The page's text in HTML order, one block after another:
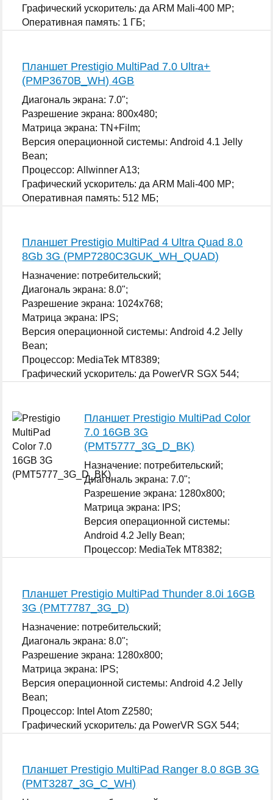
Графический ускоритель: да ARM Mali-400 MP;
Оперативная память: 1 ГБ;
Планшет Prestigio MultiPad 7.0 Ultra+
(PMP3670B_WH) 4GB
Диагональ экрана: 7.0";
Разрешение экрана: 800x480;
Матрица экрана: TN+Film;
Версия операционной системы: Android 4.1 Jelly
Bean;
Процессор: Allwinner A13;
Графический ускоритель: да ARM Mali-400 MP;
Оперативная память: 512 МБ;
Планшет Prestigio MultiPad 4 Ultra Quad 8.0
8Gb 3G (PMP7280C3GUK_WH_QUAD)
Назначение: потребительский;
Диагональ экрана: 8.0";
Разрешение экрана: 1024x768;
Матрица экрана: IPS;
Версия операционной системы: Android 4.2 Jelly
Bean;
Процессор: MediaTek MT8389;
Графический ускоритель: да PowerVR SGX 544;
Планшет Prestigio MultiPad Color
7.0 16GB 3G
(PMT5777_3G_D_BK)
Назначение: потребительский;
Диагональ экрана: 7.0";
Разрешение экрана: 1280x800;
Матрица экрана: IPS;
Версия операционной системы:
Android 4.2 Jelly Bean;
Процессор: MediaTek MT8382;
...
Планшет Prestigio MultiPad Thunder 8.0i 16GB
3G (PMT7787_3G_D)
Назначение: потребительский;
Диагональ экрана: 8.0";
Разрешение экрана: 1280x800;
Матрица экрана: IPS;
Версия операционной системы: Android 4.2 Jelly
Bean;
Процессор: Intel Atom Z2580;
Графический ускоритель: да PowerVR SGX 544;
Планшет Prestigio MultiPad Ranger 8.0 8GB 3G
(PMT3287_3G_C_WH)